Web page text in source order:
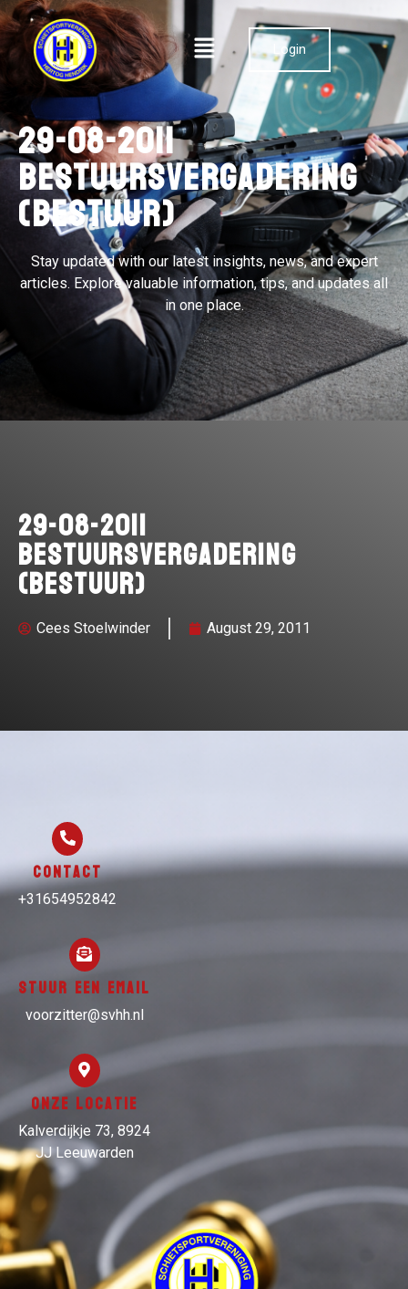
Login
29-08-2011
Bestuursvergadering
(bestuur)
Stay updated with our latest insights, news, and expert
articles. Explore valuable information, tips, and updates all
in one place.
29-08-2011
Bestuursvergadering
(bestuur)
Cees Stoelwinder August 29, 2011
Contact
+31654952842
Stuur een email
voorzitter@svhh.nl
Onze locatie
Kalverdijkje 73, 8924
JJ Leeuwarden